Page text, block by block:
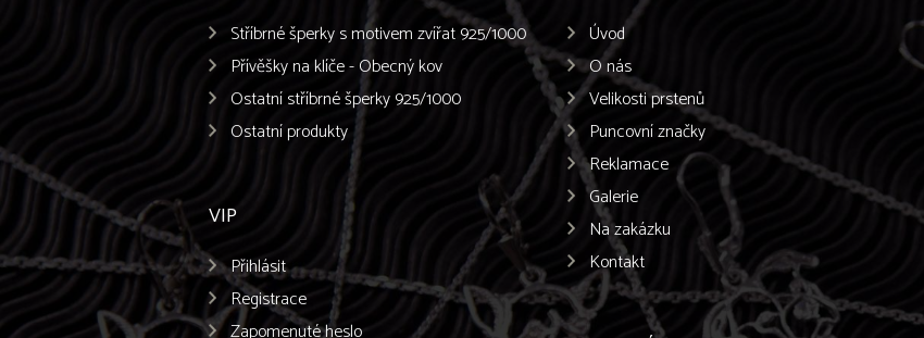
Stříbrné šperky s motivem zvířat 925/1000
Přívěšky na klíče - Obecný kov
Ostatní stříbrné šperky 925/1000
Ostatní produkty
VIP
Přihlásit
Registrace
Zapomenuté heslo
Úvod
O nás
Velikosti prstenů
Puncovní značky
Reklamace
Galerie
Na zakázku
Kontakt